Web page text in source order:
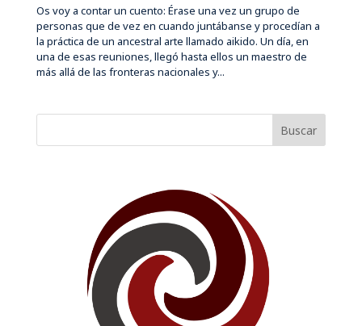
Os voy a contar un cuento: Érase una vez un grupo de
personas que de vez en cuando juntábanse y procedían a
la práctica de un ancestral arte llamado aikido. Un día, en
una de esas reuniones, llegó hasta ellos un maestro de
más allá de las fronteras nacionales y...